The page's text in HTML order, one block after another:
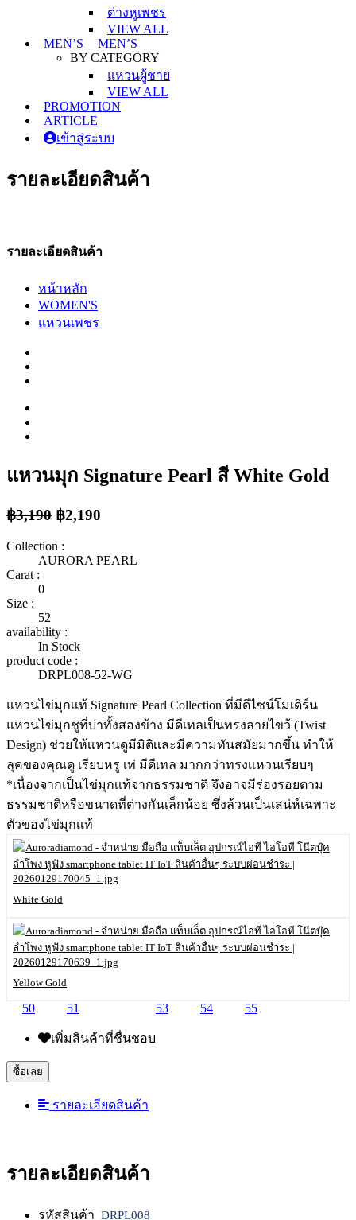
ต่างหูเพชร
VIEW ALL
MEN’S
MEN’S
BY CATEGORY
แหวนผู้ชาย
VIEW ALL
PROMOTION
ARTICLE
เข้าสู่ระบบ
รายละเอียดสินค้า
รายละเอียดสินค้า
หน้าหลัก
WOMEN'S
แหวนเพชร
แหวนมุก Signature Pearl สี White Gold
฿3,190 ฿2,190
Collection :
AURORA PEARL
Carat :
0
Size :
52
availability :
In Stock
product code :
DRPL008-52-WG
แหวนไข่มุกเเท้ Signature Pearl Collection ที่มีดีไซน์โมเดิร์น
แหวนไข่มุกชูที่บ่าทั้งสองข้าง มีดีเทลเป็นทรงลายไขว้ (Twist
Design) ช่วยให้เเหวนดูมีมิติเเละมีความทันสมัยมากขึ้น ทำให้
ลุคของคุณดู เรียบหรู เท่ มีดีเทล มากกว่าทรงเเหวนเรียบๆ
*เนื่องจากเป็นไข่มุกเเท้จากธรรมชาติ จึงอาจมีร่องรอยตาม
ธรรมชาติหรือขนาดที่ต่างกันเล็กน้อย ซึ่งล้วนเป็นเสน่ห์เฉพาะ
ตัวของไข่มุกเเท้
White Gold
Yellow Gold
50 51 53 54 55
เพิ่มสินค้าที่ชื่นชอบ
ซื้อเลย
รายละเอียดสินค้า
รายละเอียดสินค้า
รหัสสินค้า DRPL008